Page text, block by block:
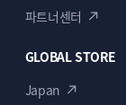
파트너센터
GLOBAL STORE
Japan